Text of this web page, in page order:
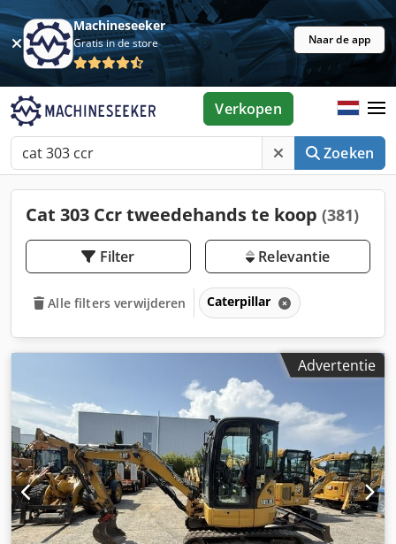
Machineseeker
Gratis in de store Naar de app
Zoeken
Verkopen
Cat 303 Ccr tweedehands te koop (381)
Filter Relevantie
Alle filters verwijderen Caterpillar
Advertentie